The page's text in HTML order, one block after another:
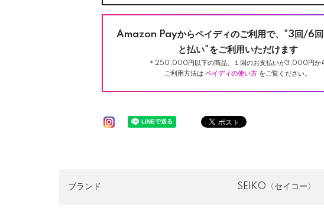
Amazon Payからペイディのご利用で、"3回/6回
と払い"をご利用いただけます
＊250,000円以下の商品、１回のお支払いが3,000円か
ご利用方法は ペイディの使い方 をご覧ください。
ブランド SEIKO〈セイコー〉